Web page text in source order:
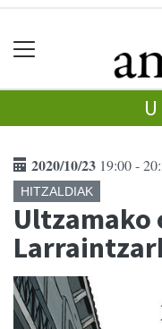
2020/10/23 19:00 -
HITZALDIAK